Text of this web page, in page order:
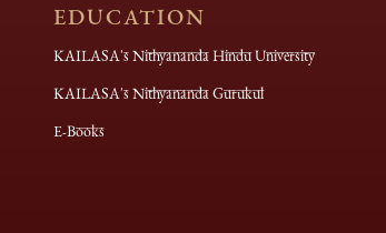
EDUCATION
KAILASA's Nithyananda Hindu University
KAILASA's Nithyananda Gurukul
E-Books